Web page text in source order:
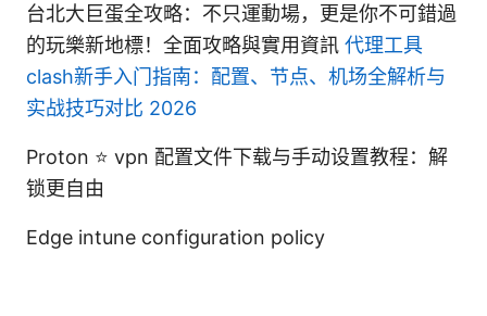
台北大巨蛋全攻略：不只運動場，更是你不可錯過
的玩樂新地標！全面攻略與實用資訊 代理工具
clash新手入门指南：配置、节点、机场全解析与
实战技巧对比 2026
Proton ⭐ vpn 配置文件下载与手动设置教程：解
锁更自由
Edge intune configuration policy